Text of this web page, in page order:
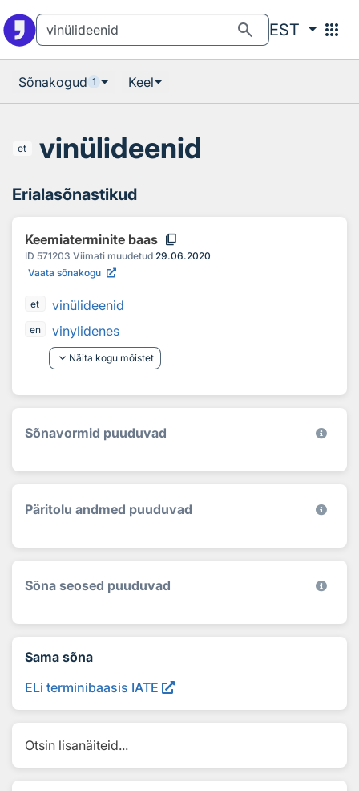
search EST apps
Sõnakogud 1 Keel
et vinülideenid
Erialasõnastikud
Keemiaterminite baas content_copy
ID 571203 Viimati muudetud 29.06.2020
Vaata sõnakogu
et vinülideenid
en
vinylidenes
keyboard_arrow_down Näita kogu mõistet
Sõnavormid puuduvad
Päritolu andmed puuduvad
Sõna seosed puuduvad
Sama sõna
ELi terminibaasis IATE
Otsin lisanäiteid...